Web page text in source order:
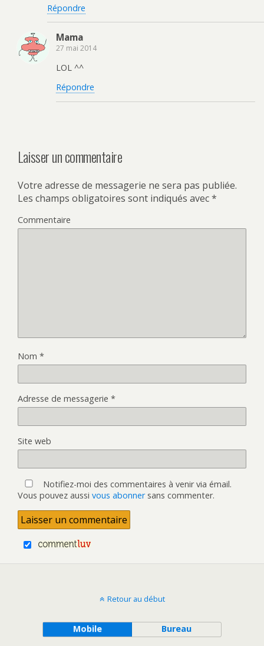
Répondre
Mama
27 mai 2014
LOL ^^
Répondre
Laisser un commentaire
Votre adresse de messagerie ne sera pas publiée.
Les champs obligatoires sont indiqués avec*
Commentaire
Nom *
Adresse de messagerie *
Site web
Notifiez-moi des commentaires à venir via émail.
Vous pouvez aussi vous abonnersans commenter.
Retour au début
Mobile Bureau